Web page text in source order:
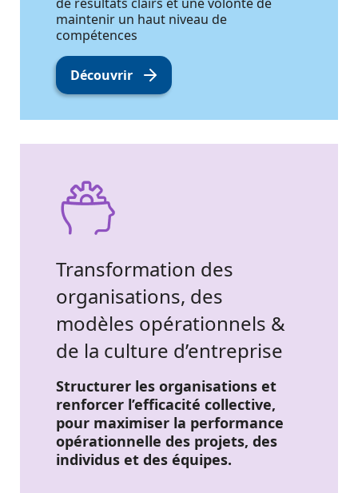
maintenir un haut niveau de
compétences
Découvrir
Transformation des
organisations, des
modèles opérationnels &
de la culture d’entreprise
Structurer les organisations et
renforcer l’efficacité collective,
pour maximiser la performance
opérationnelle des projets, des
individus et des équipes.